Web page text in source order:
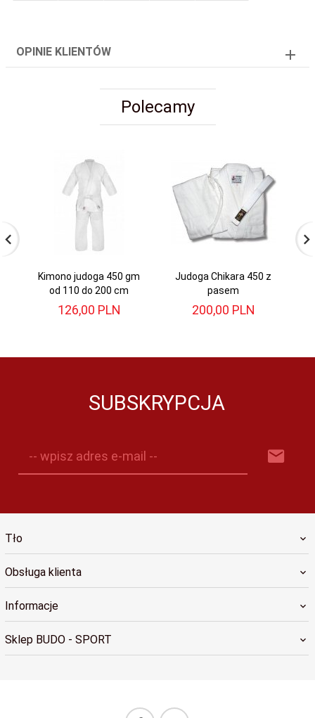
OPINIE KLIENTÓW
Polecamy
Kimono judoga 450 gm
od 110 do 200 cm
126,00 PLN
Judoga Chikara 450 z
pasem
200,00 PLN
SUBSKRYPCJA
-- wpisz adres e-mail --
Tło
Obsługa klienta
Informacje
Sklep BUDO - SPORT